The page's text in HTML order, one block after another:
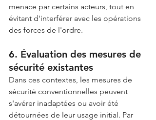
menace par certains acteurs, tout en
évitant d'interférer avec les opérations
des forces de l'ordre.
6. Évaluation des mesures de
sécurité existantes
Dans ces contextes, les mesures de
sécurité conventionnelles peuvent
s'avérer inadaptées ou avoir été
détournées de leur usage initial. Par